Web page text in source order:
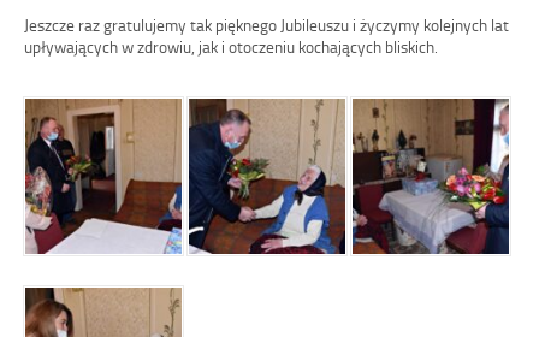
Jeszcze raz gratulujemy tak pięknego Jubileuszu i życzymy kolejnych lat
upływających w zdrowiu, jak i otoczeniu kochających bliskich.